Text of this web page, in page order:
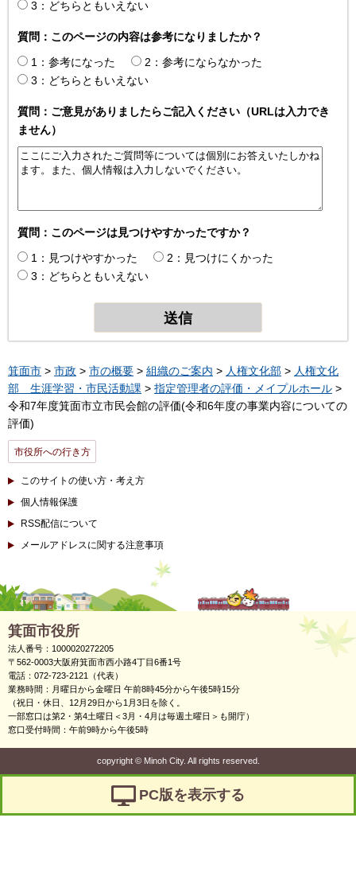
3：どちらともいえない
質問：このページの内容は参考になりましたか？
1：参考になった
2：参考にならなかった
3：どちらともいえない
質問：ご意見がありましたらご記入ください（URLは入力でき
ません）
質問：このページは見つけやすかったですか？
1：見つけやすかった
2：見つけにくかった
3：どちらともいえない
箕面市 > 市政 > 市の概要 > 組織のご案内 > 人権文化部 > 人権文化
部 生涯学習・市民活動課 > 指定管理者の評価・メイプルホール >
令和7年度箕面市立市民会館の評価(令和6年度の事業内容についての
評価)
市役所への行き方
このサイトの使い方・考え方
個人情報保護
RSS配信について
メールアドレスに関する注意事項
箕面市役所
法人番号：1000020272205
〒562-0003大阪府箕面市西小路4丁目6番1号
電話：072-723-2121（代表）
業務時間：月曜日から金曜日 午前8時45分から午後5時15分
（祝日・休日、12月29日から1月3日を除く。
一部窓口は第2・第4土曜日＜3月・4月は毎週土曜日＞も開庁）
窓口受付時間：午前9時から午後5時
copyright ©Minoh City. All rights reserved.
PC版を表示する